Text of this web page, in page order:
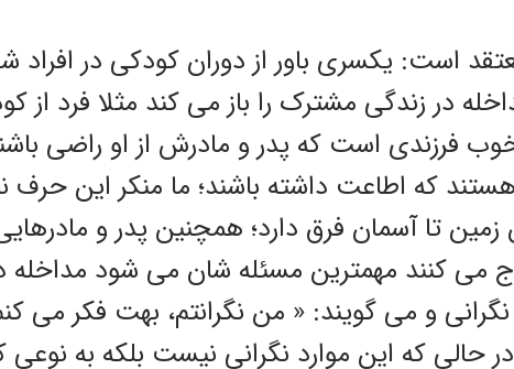
است: یکسری باور از دوران کودکی در
در زندگی مشترک را باز می کند مثلا فرد از
فرزندی است که پدر و مادرش از او راضی
هستند که اطاعت داشته باشند؛ ما منکر این حرف
زمین تا آسمان فرق دارد؛ همچنین پدر و
می کنند مهمترین مسئله شان می شود مداخله
و می گویند: « من نگرانتم، بهت فکر می
حالی که این موارد نگرانی نیست بلکه به نوعی